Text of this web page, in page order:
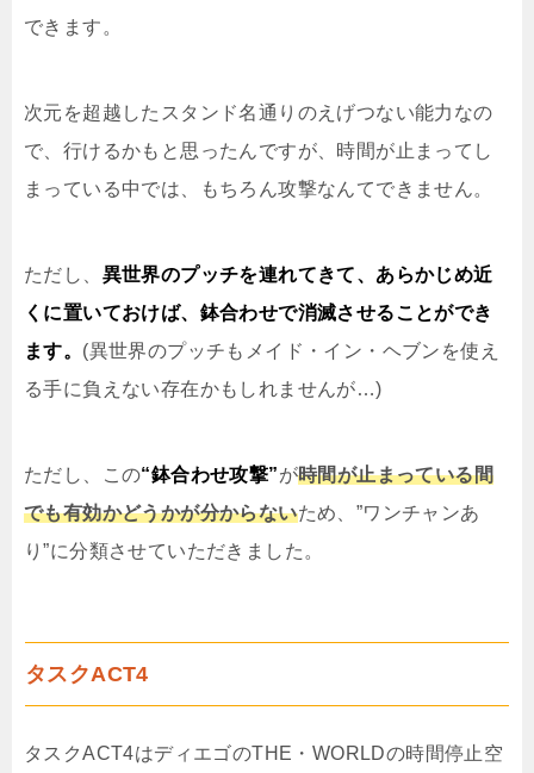
できます。
次元を超越したスタンド名通りのえげつない能力なの
で、行けるかもと思ったんですが、時間が止まってし
まっている中では、もちろん攻撃なんてできません。
ただし、 異世界のプッチを連れてきて、あらかじめ近
くに置いておけば、鉢合わせで消滅させることができ
ます。 (異世界のプッチもメイド・イン・ヘブンを使え
る手に負えない存在かもしれませんが…)
ただし、この“鉢合わせ攻撃”が時間が止まっている間
でも有効かどうかが分からないため、”ワンチャンあ
り”に分類させていただきました。
タスクACT4
タスクACT4はディエゴのTHE・WORLDの時間停止空